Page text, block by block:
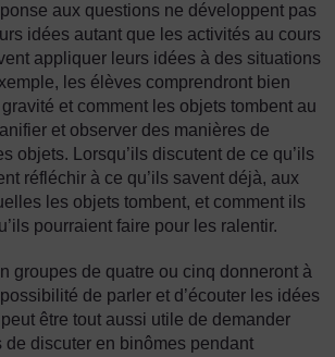
aux questions ne développent pas
idées autant que les activités au cours
appliquer leurs idées à des situations
les élèves comprendront bien
et comment les objets tombent au
et observer des manières de
objets. Lorsqu’ils discutent de ce qu’ils
réfléchir à ce qu’ils savent déjà, aux
les objets tombent, et comment ils
pourraient faire pour les ralentir.
groupes de quatre ou cinq donneront à
de parler et d’écouter les idées
être tout aussi utile de demander
de discuter en binômes pendant